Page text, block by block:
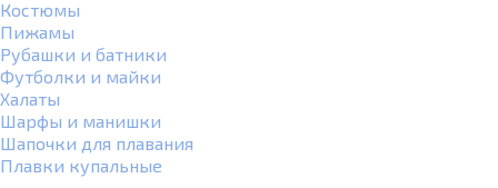
Костюмы
Пижамы
Рубашки и батники
Футболки и майки
Халаты
Шарфы и манишки
Шапочки для плавания
Плавки купальные